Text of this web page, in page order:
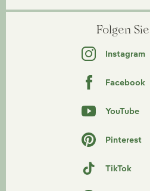
Folgen
Instagram
Facebook
YouTube
Pinterest
TikTok